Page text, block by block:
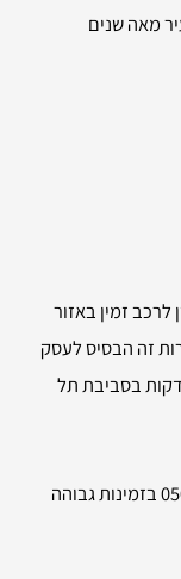
בשנת 2009 חגגה העיר מאה שנים
לרכב זמין באזור
זה הבסיס לעסק
בסביבת תל
ניתוק קודן לרכב בתל אביב-יפו – 050-883-4328 בזמינות גבוהה